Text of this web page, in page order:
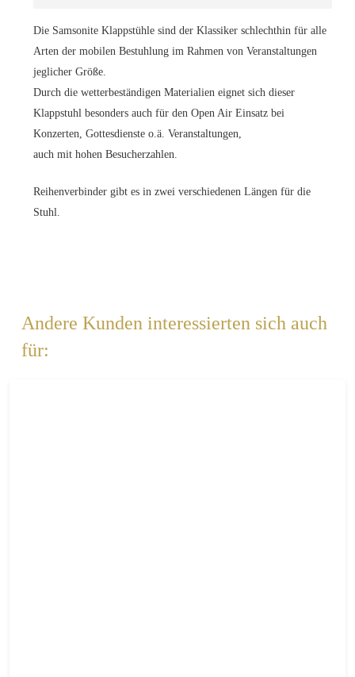
Die Samsonite Klappstühle sind der Klassiker schlechthin für alle
Arten der mobilen Bestuhlung im Rahmen von Veranstaltungen
jeglicher Größe.
Durch die wetterbeständigen Materialien eignet sich dieser
Klappstuhl besonders auch für den Open Air Einsatz bei
Konzerten, Gottesdienste o.ä. Veranstaltungen,
auch mit hohen Besucherzahlen.
Reihenverbinder gibt es in zwei verschiedenen Längen für die
Stuhl.
Andere Kunden interessierten sich auch
für: